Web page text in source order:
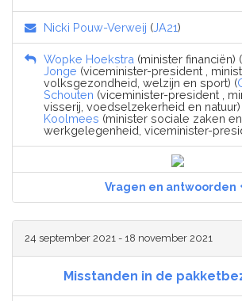
Nicki Pouw-Verweij (JA21)
Wopke Hoekstra (minister financiën) (
Jonge (viceminister-president ,
volksgezondheid, welzijn en sport) (
Schouten (viceminister-president ,
visserij, voedselzekerheid en natuur)
Koolmees (minister sociale zaken en
werkgelegenheid, viceminister-
Vragen en antwoorden
24 september 2021 - 18 november 2021
Misstanden in de